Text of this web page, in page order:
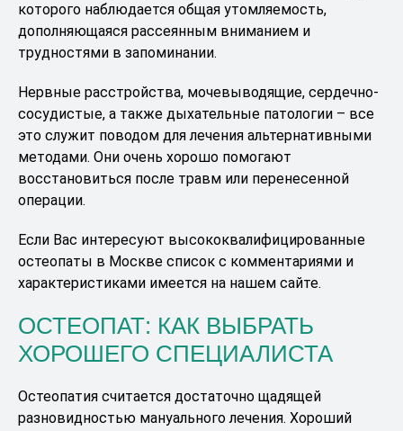
которого наблюдается общая утомляемость,
дополняющаяся рассеянным вниманием и
трудностями в запоминании.
Нервные расстройства, мочевыводящие, сердечно-
сосудистые, а также дыхательные патологии – все
это служит поводом для лечения альтернативными
методами. Они очень хорошо помогают
восстановиться после травм или перенесенной
операции.
Если Вас интересуют высококвалифицированные
остеопаты в Москве список с комментариями и
характеристиками имеется на нашем сайте.
ОСТЕОПАТ: КАК ВЫБРАТЬ
ХОРОШЕГО СПЕЦИАЛИСТА
Остеопатия считается достаточно щадящей
разновидностью мануального лечения. Хороший